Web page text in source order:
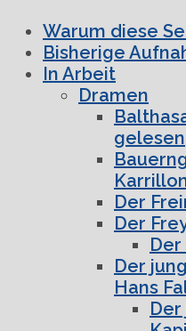
Warum diese
Bisherige
In Arbeit
Dramen
gelesen
Der
Der
Der
Hans